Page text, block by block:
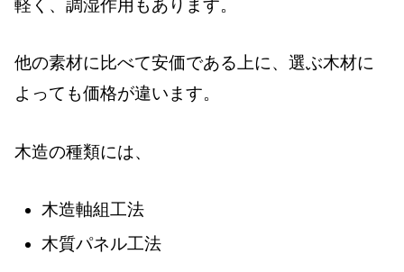
軽く、調湿作用もあります。
他の素材に比べて安価である上に、選ぶ木材に
よっても価格が違います。
木造の種類には、
木造軸組工法
木質パネル工法